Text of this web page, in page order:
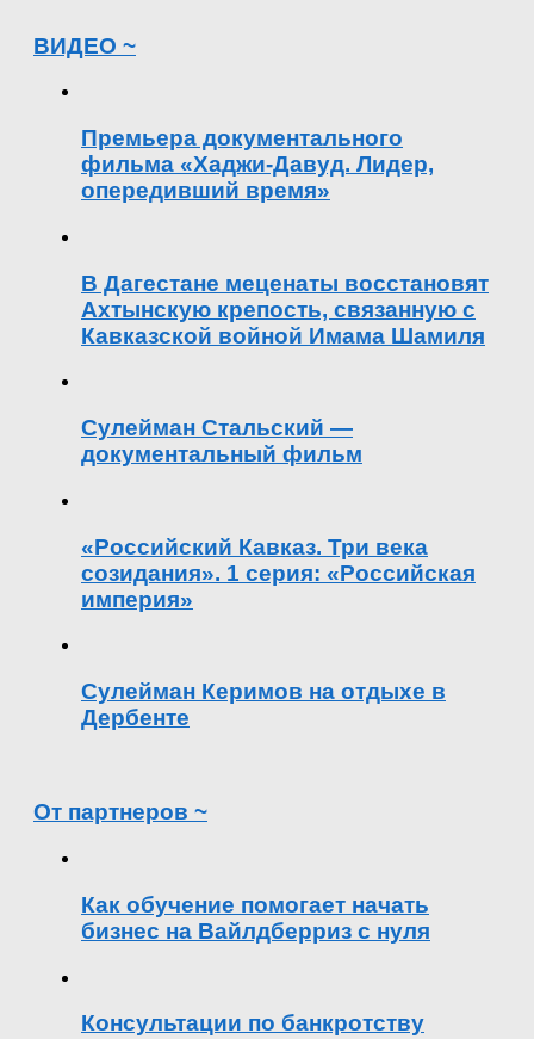
ВИДЕО ~
Премьера документального
фильма «Хаджи-Давуд. Лидер,
опередивший время»
В Дагестане меценаты восстановят
Ахтынскую крепость, связанную с
Кавказской войной Имама Шамиля
Сулейман Стальский —
документальный фильм
«Российский Кавказ. Три века
созидания». 1 серия: «Российская
империя»
Сулейман Керимов на отдыхе в
Дербенте
От партнеров ~
Как обучение помогает начать
бизнес на Вайлдберриз с нуля
Консультации по банкротству